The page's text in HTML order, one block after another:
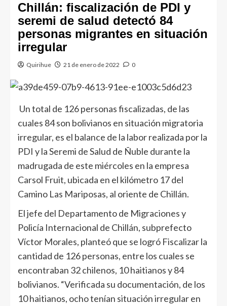
Chillán: fiscalización de PDI y
seremi de salud detectó 84
personas migrantes en situación
irregular
Quirihue 21 de enero de 2022 0
Un total de 126 personas fiscalizadas, de las
cuales 84 son bolivianos en situación migratoria
irregular, es el balance de la labor realizada por la
PDI y la Seremi de Salud de Ñuble durante la
madrugada de este miércoles en la empresa
Carsol Fruit, ubicada en el kilómetro 17 del
Camino Las Mariposas, al oriente de Chillán.
El jefe del Departamento de Migraciones y
Policía Internacional de Chillán, subprefecto
Víctor Morales, planteó que se logró Fiscalizar la
cantidad de 126 personas, entre los cuales se
encontraban 32 chilenos, 10 haitianos y 84
bolivianos. “Verificada su documentación, de los
10 haitianos, ocho tenían situación irregular en